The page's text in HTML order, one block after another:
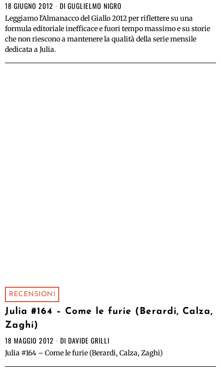
18 GIUGNO 2012 DI GUGLIELMO NIGRO
Leggiamo l'Almanacco del Giallo 2012 per riflettere su una
formula editoriale inefficace e fuori tempo massimo e su storie
che non riescono a mantenere la qualità della serie mensile
dedicata a Julia.
RECENSIONI
Julia #164 – Come le furie (Berardi, Calza,
Zaghi)
18 MAGGIO 2012 DI DAVIDE GRILLI
Julia #164 – Come le furie (Berardi, Calza, Zaghi)